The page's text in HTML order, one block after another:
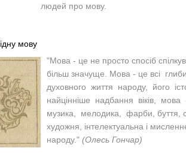
людей про мову.
мову
"Мова - це не просто спосіб
більш значуще. Мова - це всі
духовного життя народу, його
найцінніше надбання віків,
музика, мелодика, фарби, буття,
художня, інтелектуальна і
народу." (Олесь Гончар)